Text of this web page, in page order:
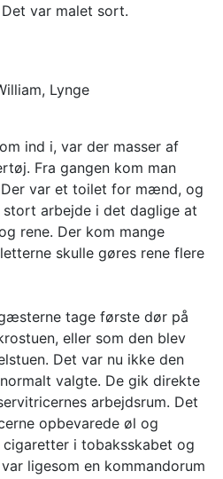
var malet sort.
Lynge
ind i, var der masser af
Fra gangen kom man
var et toilet for mænd, og
arbejde i det daglige at
rene. Der kom mange
skulle gøres rene flere
tage første dør på
eller som den blev
Det var nu ikke den
valgte. De gik direkte
arbejdsrum. Det
opbevarede øl og
i tobaksskabet og
ligesom en kommandorum